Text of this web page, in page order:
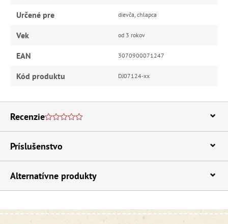
Určené pre dievča, chlapca
Vek od 3 rokov
EAN 3070900071247
Kód produktu DJ07124-xx
Recenzie
Príslušenstvo
Alternatívne produkty